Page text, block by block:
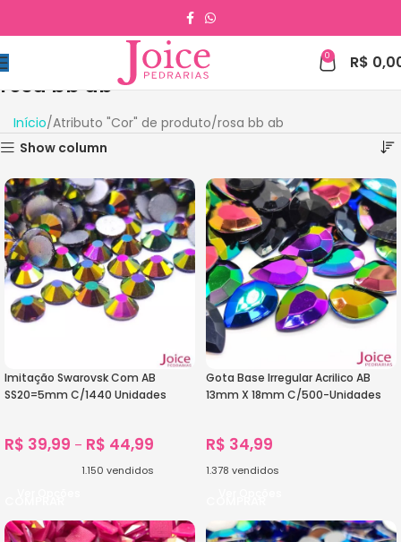
0 R$
rosa bb ab
Início Atributo "Cor" de produto rosa bb ab
Show column
Imitação Swarovsk Com AB
SS20=5mm C/1440 Unidades
R$ 39,99 – R$ 44,99
1.150 vendidos
Gota Base Irregular Acrilico AB
13mm X 18mm C/500-Unidades
R$ 34,99
1.378 vendidos